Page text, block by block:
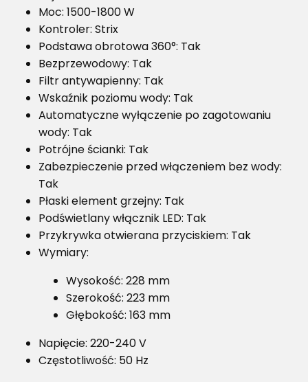
Moc: 1500-1800 W
Kontroler: Strix
Podstawa obrotowa 360°: Tak
Bezprzewodowy: Tak
Filtr antywapienny: Tak
Wskaźnik poziomu wody: Tak
Automatyczne wyłączenie po zagotowaniu
wody: Tak
Potrójne ścianki: Tak
Zabezpieczenie przed włączeniem bez wody:
Tak
Płaski element grzejny: Tak
Podświetlany włącznik LED: Tak
Przykrywka otwierana przyciskiem: Tak
Wymiary:
Wysokość: 228 mm
Szerokość: 223 mm
Głębokość: 163 mm
Napięcie: 220-240 V
Częstotliwość: 50 Hz